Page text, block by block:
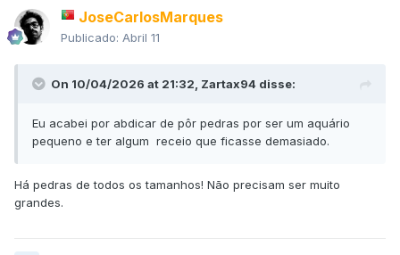
JoseCarlosMarques
Publicado: Abril 11
On 10/04/2026 at 21:32, Zartax94 disse:
Eu acabei por abdicar de pôr pedras por ser um aquário
pequeno e ter algum receio que ficasse demasiado.
Há pedras de todos os tamanhos! Não precisam ser muito
grandes.